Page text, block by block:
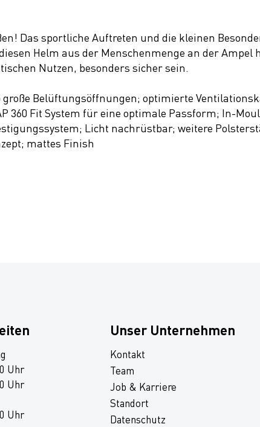
Das sportliche Auftreten und die kleinen
Helm aus der Menschenmenge an der Ampel
Nutzen, besonders sicher sein.
Belüftungsöffnungen; optimierte
360 Fit System für eine optimale Passform; In-
Licht nachrüstbar; weitere
mattes Finish
Uhr
Uhr
Uhr
Unser Unternehmen
Kontakt
Team
Job & Karriere
Standort
Datenschutz